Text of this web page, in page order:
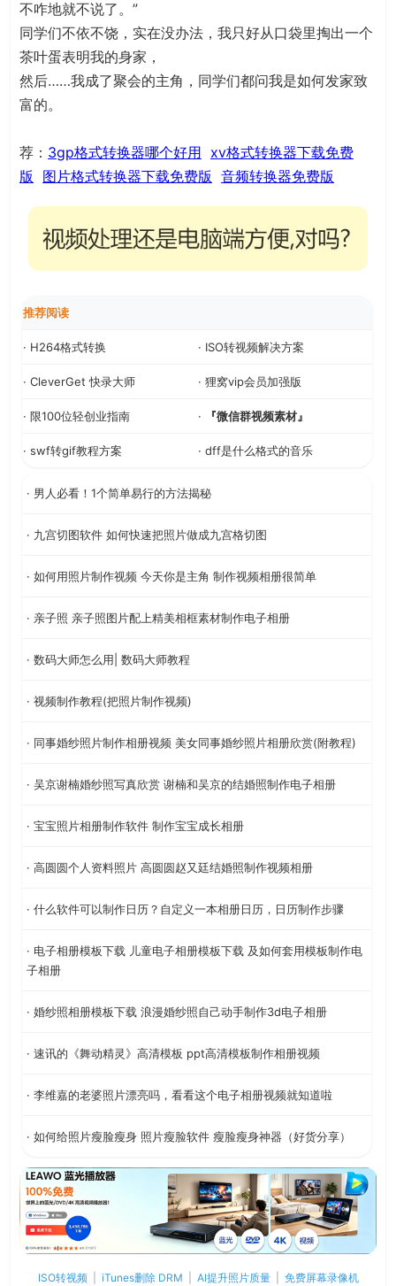
不咋地就不说了。”
同学们不依不饶，实在没办法，我只好从口袋里掏出一个
茶叶蛋表明我的身家，
然后……我成了聚会的主角，同学们都问我是如何发家致
富的。
荐： 3gp格式转换器哪个好用 xv格式转换器下载免费
版
图片格式转换器下载免费版 音频转换器免费版
推荐阅读
· H264格式转换 · ISO转视频解决方案
· CleverGet 快录大师 · 狸窝vip会员加强版
· 限100位轻创业指南 · 『微信群视频素材』
· swf转gif教程方案 · dff是什么格式的音乐
· 男人必看！1个简单易行的方法揭秘
· 九宫切图软件 如何快速把照片做成九宫格切图
· 如何用照片制作视频 今天你是主角 制作视频相册很简单
· 亲子照 亲子照图片配上精美相框素材制作电子相册
· 数码大师怎么用| 数码大师教程
· 视频制作教程(把照片制作视频)
· 同事婚纱照片制作相册视频 美女同事婚纱照片相册欣赏(附教程)
· 吴京谢楠婚纱照写真欣赏 谢楠和吴京的结婚照制作电子相册
· 宝宝照片相册制作软件 制作宝宝成长相册
· 高圆圆个人资料照片 高圆圆赵又廷结婚照制作视频相册
· 什么软件可以制作日历？自定义一本相册日历，日历制作步骤
· 电子相册模板下载 儿童电子相册模板下载 及如何套用模板制作电
子相册
· 婚纱照相册模板下载 浪漫婚纱照自己动手制作3d电子相册
· 速讯的《舞动精灵》高清模板 ppt高清模板制作相册视频
· 李维嘉的老婆照片漂亮吗，看看这个电子相册视频就知道啦
· 如何给照片瘦脸瘦身 照片瘦脸软件 瘦脸瘦身神器（好货分享）
ISO转视频 iTunes删除 DRM AI提升照片质量 免费屏幕录像机